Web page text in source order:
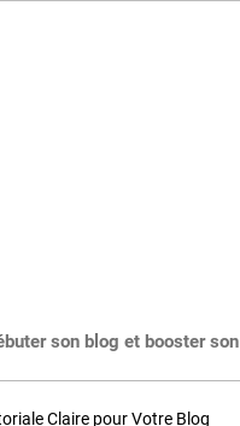
son blog et booster son
Claire pour Votre Blog